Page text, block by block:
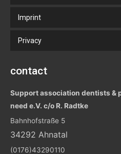
Imprint
Privacy
contact
Support association dentists &
need e.V. c/o R. Radtke
Bahnhofstraße 5
34292 Ahnatal
(0176)43290110